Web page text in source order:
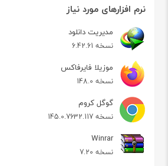
نرم افزارهای مورد نیاز
مدیریت دانلود
نسخه 6.42.61
موزیلا فایرفاکس
نسخه 148.0
گوگل کروم
نسخه 145.0.7632.117
Winrar
نسخه 7.20